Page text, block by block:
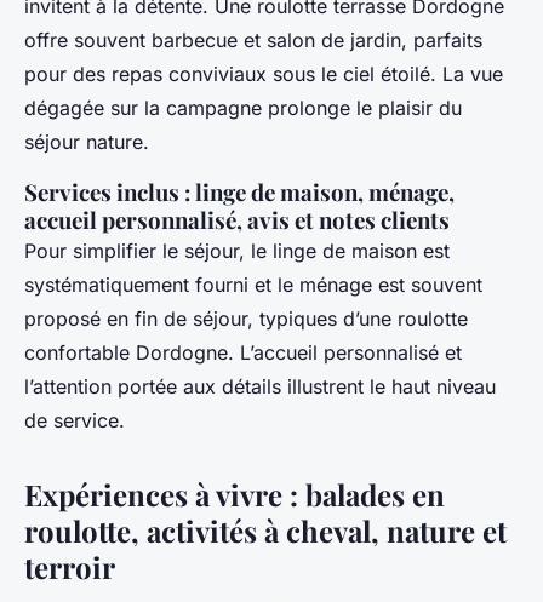
invitent à la détente. Une roulotte terrasse Dordogne
offre souvent barbecue et salon de jardin, parfaits
pour des repas conviviaux sous le ciel étoilé. La vue
dégagée sur la campagne prolonge le plaisir du
séjour nature.
Services inclus : linge de maison, ménage,
accueil personnalisé, avis et notes clients
Pour simplifier le séjour, le linge de maison est
systématiquement fourni et le ménage est souvent
proposé en fin de séjour, typiques d’une roulotte
confortable Dordogne. L’accueil personnalisé et
l’attention portée aux détails illustrent le haut niveau
de service.
Expériences à vivre : balades en
roulotte, activités à cheval, nature et
terroir